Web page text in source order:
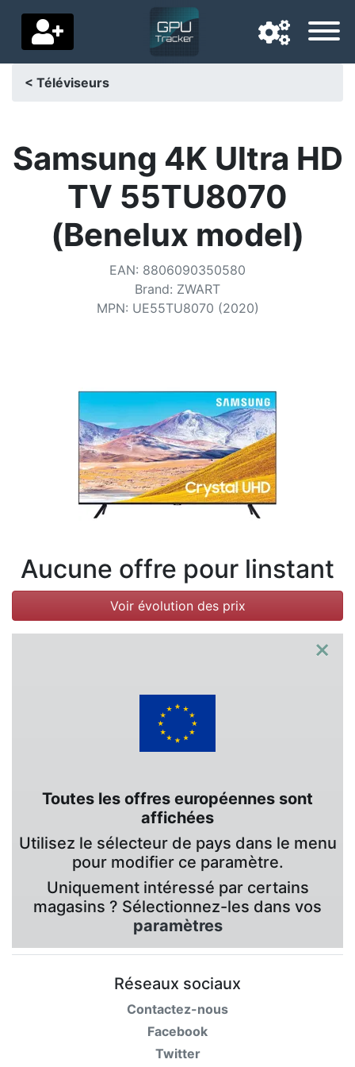
Pays de livraison
Baisses de prix
Paramètres
Catégories
< Téléviseurs
Samsung 4K Ultra HD
TV 55TU8070
(Benelux model)
EAN: 8806090350580
Brand: ZWART
MPN: UE55TU8070 (2020)
Aucune offre pour linstant
Voir évolution des prix
×
Toutes les offres européennes sont
affichées
Utilisez le sélecteur de pays dans le menu
pour modifier ce paramètre.
Uniquement intéressé par certains
magasins ? Sélectionnez-les dans vos
paramètres
Réseaux sociaux
Contactez-nous
Facebook
Twitter